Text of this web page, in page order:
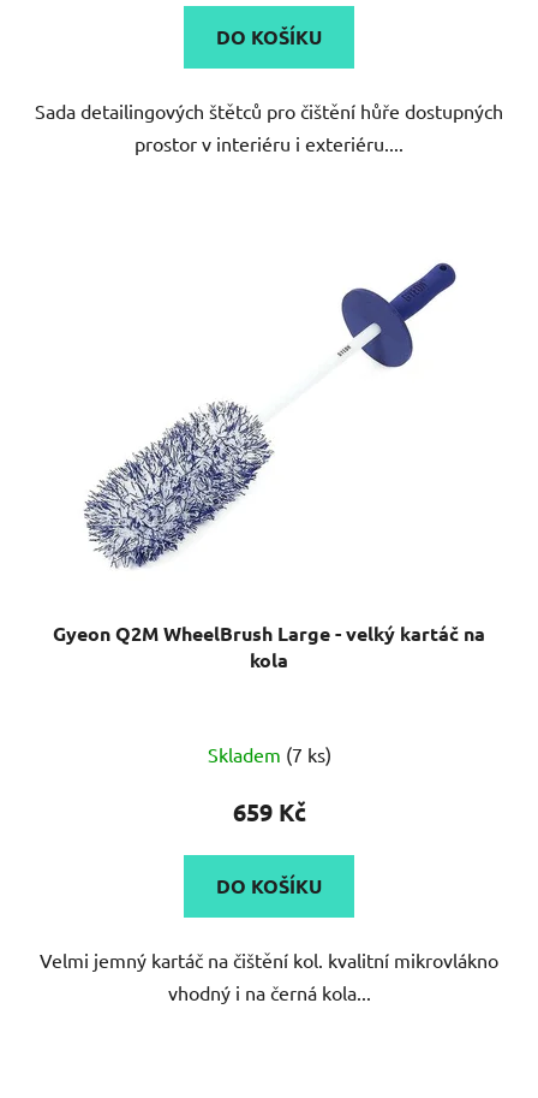
5,0
z
hvězdiček.
DO KOŠÍKU
Sada detailingových štětců pro čištění hůře dostupných
prostor v interiéru i exteriéru....
Gyeon Q2M WheelBrush Large - velký kartáč na
kola
hodnocení
produktu
5,0
z
hvězdiček.
Skladem (7 ks)
659 Kč
DO KOŠÍKU
Velmi jemný kartáč na čištění kol. kvalitní mikrovlákno
vhodný i na černá kola...